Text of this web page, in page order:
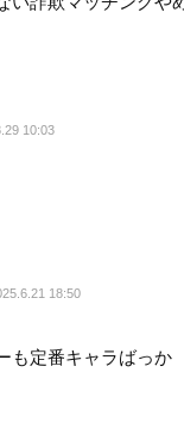
10:03
18:50
も定番キャラばっか